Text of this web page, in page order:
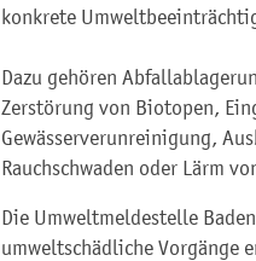
konkrete
Dazu gehören
Zerstörung von Biotopen,
Gewässerverunreinigung,
Rauchschwaden oder Lärm
Die Umweltmeldestelle
umweltschädliche Vorgänge